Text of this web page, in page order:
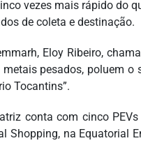
vezes mais rápido do
de coleta e destinação.
Eloy Ribeiro,
metais pesados, poluem
Tocantins”.
conta com cinco
Shopping, na Equatorial